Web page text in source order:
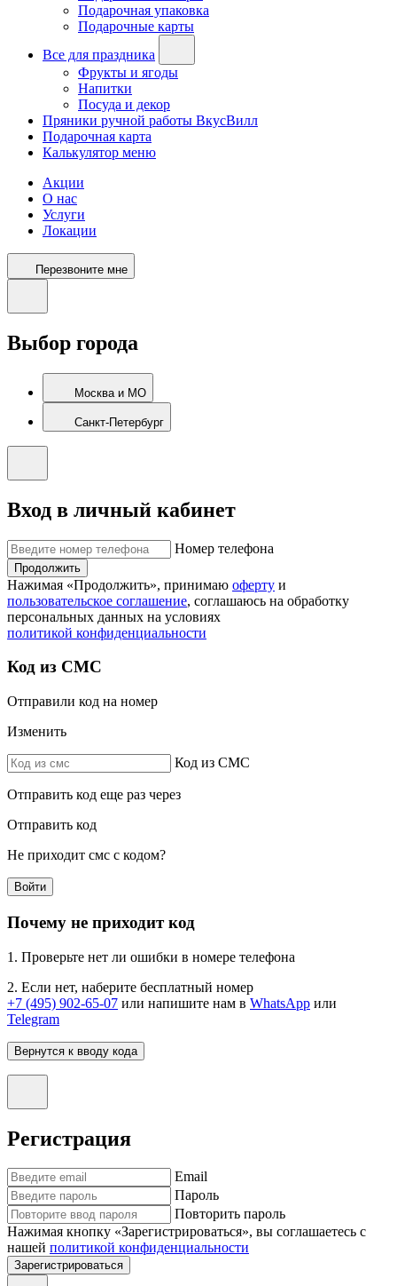
Подарочная упаковка
Подарочные карты
Все для праздника
Фрукты и ягоды
Напитки
Посуда и декор
Пряники ручной работы ВкусВилл
Подарочная карта
Калькулятор меню
Акции
О нас
Услуги
Локации
Перезвоните мне
Выбор города
Москва и МО
Санкт-Петербург
Вход в личный кабинет
Номер телефона
Продолжить
Нажимая «Продолжить», принимаю оферту и
пользовательское соглашение, соглашаюсь на обработку
персональных данных на условиях
политикой конфиденциальности
Код из СМС
Отправили код на номер
Изменить
Код из СМС
Отправить код еще раз через
Отправить код
Не приходит смс с кодом?
Войти
Почему не приходит код
1. Проверьте нет ли ошибки в номере телефона
2. Если нет, наберите бесплатный номер
+7 (495) 902-65-07 или напишите нам в WhatsApp или
Telegram
Вернутся к вводу кода
Регистрация
Email
Пароль
Повторить пароль
Нажимая кнопку «Зарегистрироваться», вы соглашаетесь с
нашей политикой конфиденциальности
Зарегистрироваться